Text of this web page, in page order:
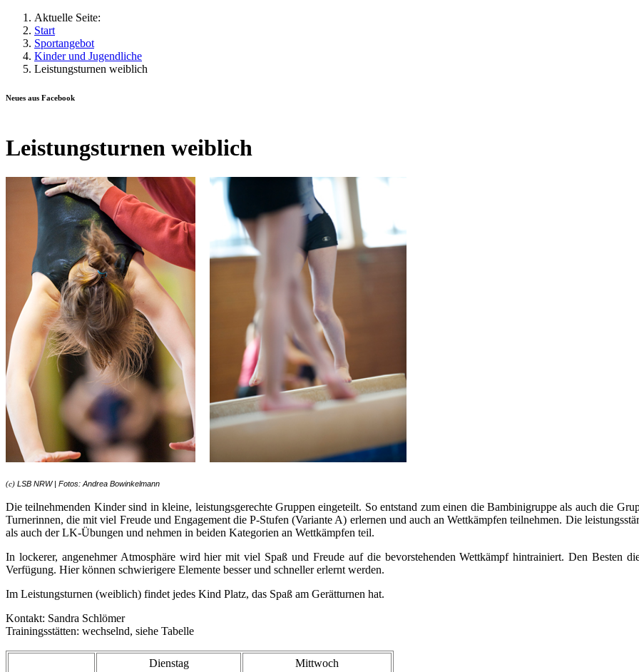
Aktuelle Seite:
Start
Sportangebot
Kinder und Jugendliche
Leistungsturnen weiblich
Neues aus Facebook
Leistungsturnen weiblich
(c) LSB NRW | Fotos: Andrea Bowinkelmann
Die teilnehmenden Kinder sind in kleine, leistungsgerechte Gruppen eingeteilt. So entstand zum einen die Bambinigruppe als auch die
Turnerinnen, die mit viel Freude und Engagement die P-Stufen (Variante A) erlernen und auch an Wettkämpfen teilnehmen. Die
als auch der LK-Übungen und nehmen in beiden Kategorien an Wettkämpfen teil.
In lockerer, angenehmer Atmosphäre wird hier mit viel Spaß und Freude auf die bevorstehenden Wettkämpf hintrainiert. Den Besten
Verfügung. Hier können schwierigere Elemente besser und schneller erlernt werden.
Im Leistungsturnen (weiblich) findet jedes Kind Platz, das Spaß am Gerätturnen hat.
Kontakt: Sandra Schlömer
Trainingsstätten: wechselnd, siehe Tabelle
Dienstag Mittwoch